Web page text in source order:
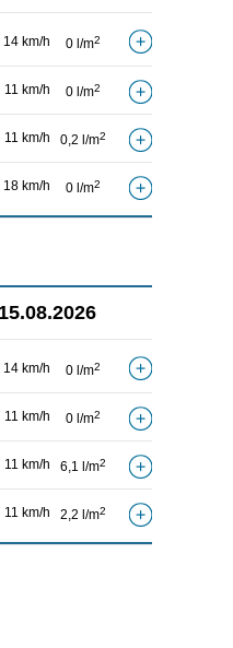
14 km/h 0 l/m2
11 km/h 0 l/m2
11 km/h 0,2 l/m2
18 km/h 0 l/m2
15.08.2026
14 km/h 0 l/m2
11 km/h 0 l/m2
11 km/h 6,1 l/m2
11 km/h 2,2 l/m2